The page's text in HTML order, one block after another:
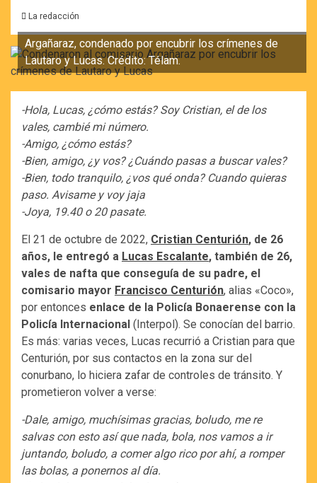
La redacción
Argañaraz, condenado por encubrir los crímenes de
Lautaro y Lucas. Crédito: Télam.
-Hola, Lucas, ¿cómo estás? Soy Cristian, el de los
vales, cambié mi número.
-Amigo, ¿cómo estás?
-Bien, amigo, ¿y vos? ¿Cuándo pasas a buscar vales?
-Bien, todo tranquilo, ¿vos qué onda? Cuando quieras
paso. Avisame y voy jaja
-Joya, 19.40 o 20 pasate.
El 21 de octubre de 2022, Cristian Centurión, de 26
años, le entregó a Lucas Escalante, también de 26,
vales de nafta que conseguía de su padre, el
comisario mayor Francisco Centurión, alias «Coco»,
por entonces enlace de la Policía Bonaerense con la
Policía Internacional (Interpol). Se conocían del barrio.
Es más: varias veces, Lucas recurrió a Cristian para que
Centurión, por sus contactos en la zona sur del
conurbano, lo hiciera zafar de controles de tránsito. Y
prometieron volver a verse:
-Dale, amigo, muchísimas gracias, boludo, me re
salvas con esto así que nada, bola, nos vamos a ir
juntando, boludo, a comer algo rico por ahí, a romper
las bolas, a ponernos al día.